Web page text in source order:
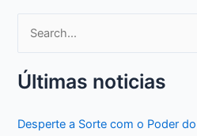
a
c
Últimas noticias
Desperte a Sorte com o Poder